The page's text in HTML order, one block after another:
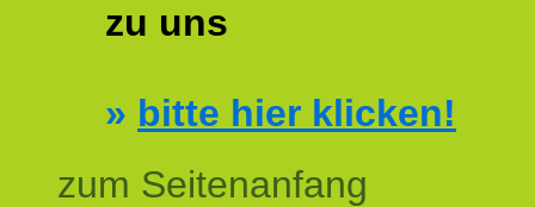
zu uns
» bitte hier klicken!
zum Seitenanfang